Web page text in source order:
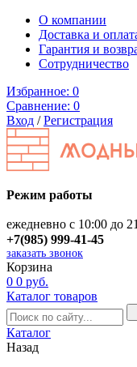
О компании
Доставка и
Гарантия и
Сотрудничество
Избранное: 0
Сравнение: 0
Вход /Регистрация
Режим работы
ежедневно с 10:00 до
+7(985) 999-41-45
заказать звонок
Корзина
0 0 руб.
Каталог товаров
Каталог
Назад